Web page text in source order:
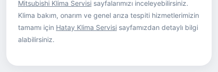
Mitsubishi Klima Servisi sayfalarımızı inceleyebilirsiniz.
Klima bakım, onarım ve genel arıza tespiti hizmetlerimizin
tamamı için Hatay Klima Servisi sayfamızdan detaylı bilgi
alabilirsiniz.